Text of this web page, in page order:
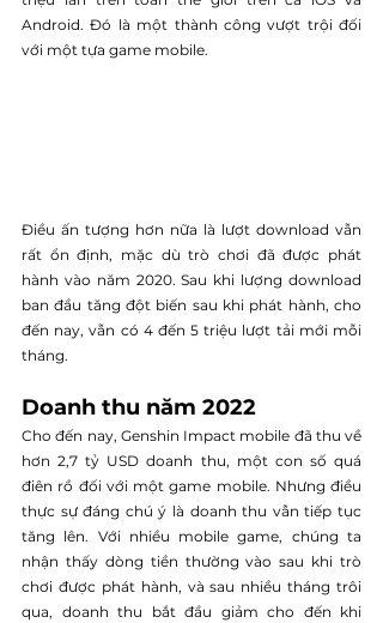
Android. Đó là một thành công vượt trội đối
với một tựa game mobile.
Điều ấn tượng hơn nữa là lượt download vẫn
rất ổn định, mặc dù trò chơi đã được phát
hành vào năm 2020. Sau khi lượng download
ban đầu tăng đột biến sau khi phát hành, cho
đến nay, vẫn có 4 đến 5 triệu lượt tải mới mỗi
tháng.
Doanh thu năm 2022
Cho đến nay, Genshin Impact mobile đã thu về
hơn 2,7 tỷ USD doanh thu, một con số quá
điên rồ đối với một game mobile. Nhưng điều
thực sự đáng chú ý là doanh thu vẫn tiếp tục
tăng lên. Với nhiều mobile game, chúng ta
nhận thấy dòng tiền thường vào sau khi trò
chơi được phát hành, và sau nhiều tháng trôi
qua, doanh thu bắt đầu giảm cho đến khi